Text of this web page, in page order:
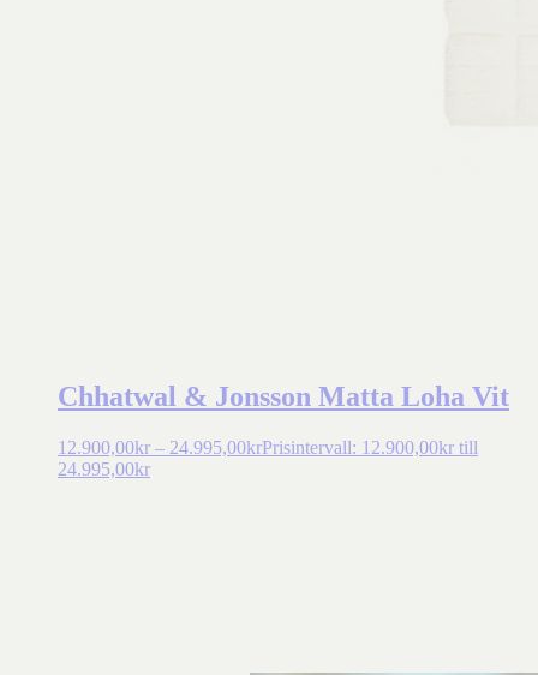
Chhatwal & Jonsson Matta Loha Vit
12.900,00kr – 24.995,00krPrisintervall: 12.900,00kr till
24.995,00kr